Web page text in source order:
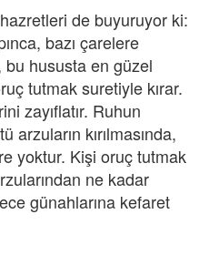
de buyuruyor ki:
bazı çarelere
bu hususta en güzel
tutmak suretiyle kırar.
zayıflatır. Ruhun
arzuların kırılmasında,
yoktur. Kişi oruç tutmak
ne kadar
günahlarına kefaret